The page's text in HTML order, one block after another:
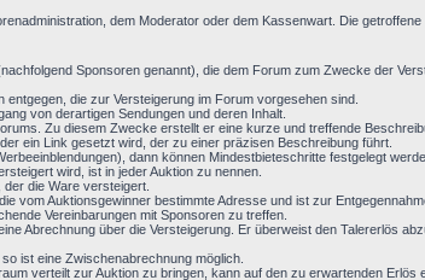
dem Moderator oder dem Kassenwart. Die
Sponsoren genannt), die dem Forum zum Zwecke der
die zur Versteigerung im Forum vorgesehen sind.
von derartigen Sendungen und deren Inhalt.
Zu diesem Zwecke erstellt er eine kurze und treffende
ein Link gesetzt wird, der zu einer präzisen Beschreibung führt.
dann können Mindestbieteschritte festgelegt
wird, ist in jeder Auktion zu nennen.
die Ware versteigert.
vom Auktionsgewinner bestimmte Adresse und ist zur
Vereinbarungen mit Sponsoren zu treffen.
Abrechnung über die Versteigerung. Er überweist den Talererlös
ist eine Zwischenabrechnung möglich.
verteilt zur Auktion zu bringen, kann auf den zu erwartenden